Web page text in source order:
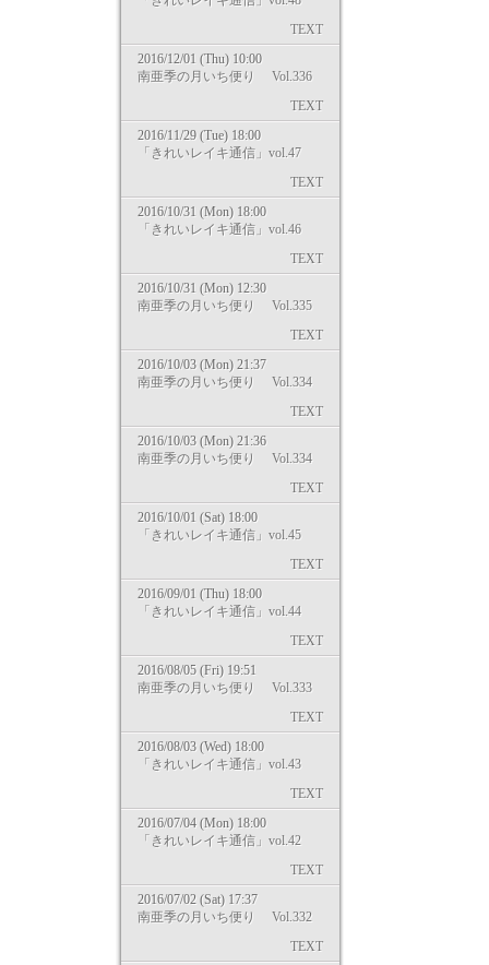
TEXT
2016/12/01 (Thu) 10:00
南亜季の月いち便り Vol.336
TEXT
2016/11/29 (Tue) 18:00
「きれいレイキ通信」vol.47
TEXT
2016/10/31 (Mon) 18:00
「きれいレイキ通信」vol.46
TEXT
2016/10/31 (Mon) 12:30
南亜季の月いち便り Vol.335
TEXT
2016/10/03 (Mon) 21:37
南亜季の月いち便り Vol.334
TEXT
2016/10/03 (Mon) 21:36
南亜季の月いち便り Vol.334
TEXT
2016/10/01 (Sat) 18:00
「きれいレイキ通信」vol.45
TEXT
2016/09/01 (Thu) 18:00
「きれいレイキ通信」vol.44
TEXT
2016/08/05 (Fri) 19:51
南亜季の月いち便り Vol.333
TEXT
2016/08/03 (Wed) 18:00
「きれいレイキ通信」vol.43
TEXT
2016/07/04 (Mon) 18:00
「きれいレイキ通信」vol.42
TEXT
2016/07/02 (Sat) 17:37
南亜季の月いち便り Vol.332
TEXT